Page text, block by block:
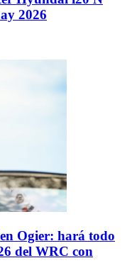
2026
Ogier: hará todo
del WRC con